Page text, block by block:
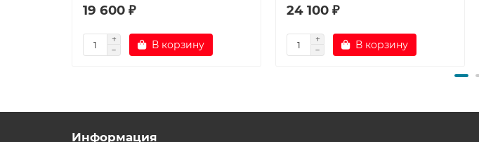
19 600 ₽
В корзину
24 100 ₽
В корзину
Информация